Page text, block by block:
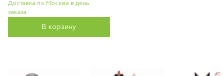
Доставка по Москве в день
заказа.
В корзину